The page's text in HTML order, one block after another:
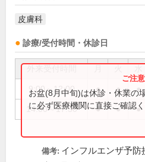
皮膚科
診療/受付時間・休診日
9:00～12:00 ● ● ●
14:00～17:30 ● ● ●
お盆(8月中旬)は休診・休業の
に必ず医療機関に直接ご確認く
備考: インフルエンザ予防